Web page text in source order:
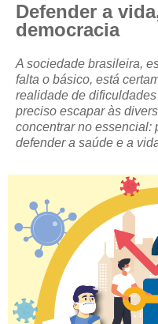
CRESCE BRASIL
HISTÓRICO E ATUAÇÃO
COMPOSIÇÃO
CONSELHOS ASSESSORES
PERSONALIDADES DA
NÚCLEO DA MULHER
TRANSPARÊNCIA
JURÍDICO
CONSULTORIA
Defender a
democracia
A sociedade brasileira,
falta o básico, está
realidade de
preciso escapar às
concentrar no essencial:
defender a saúde e a